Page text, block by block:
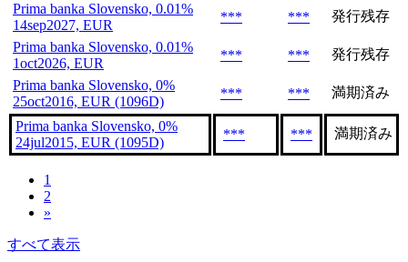
Prima banka Slovensko, 0.01%
14sep2027, EUR
*** ***
発行残存
Prima banka Slovensko, 0.01%
1oct2026, EUR
*** ***
発行残存
Prima banka Slovensko, 0%
25oct2016, EUR (1096D)
*** *** 満期済み
Prima banka Slovensko, 0%
24jul2015, EUR (1095D)
*** *** 満期済み
1
2
»
すべて表示